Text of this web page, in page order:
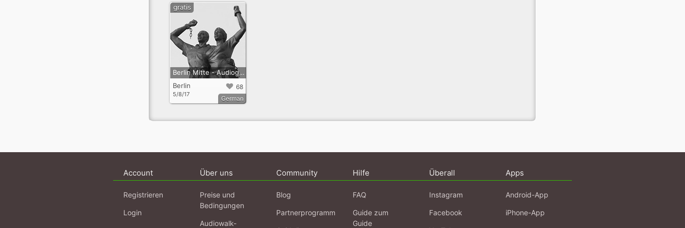
Berlin Mitte - Audioguidetour zu Unfreier Arbeit und Rassismus
68
Berlin
5/8/17
gratis
German
Account
Registrieren
Login
Über uns
Preise und
Bedingungen
Audiowalk-
Community
Blog
Partnerprogramm
Hilfe
FAQ
Guide zum
Guide
Überall
Instagram
Facebook
Apps
Android-App
iPhone-App